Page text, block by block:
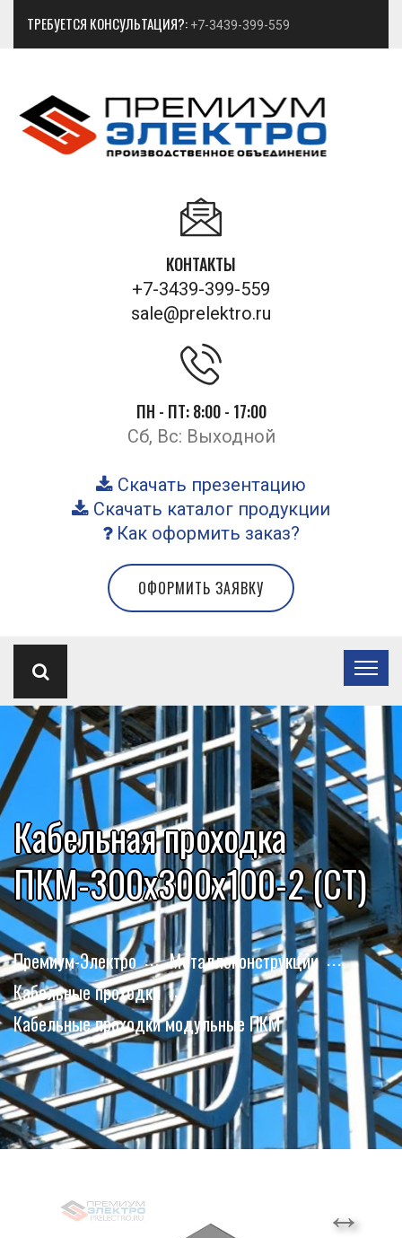
ТРЕБУЕТСЯ КОНСУЛЬТАЦИЯ?: +7-3439-399-559
КОНТАКТЫ
+7-3439-399-559
sale@prelektro.ru
ПН - ПТ: 8:00 - 17:00
Сб, Вс: Выходной
Скачать презентацию
Скачать каталог продукции
Как оформить заказ?
ОФОРМИТЬ ЗАЯВКУ
Кабельная проходка
ПКМ-300х300х100-2 (СТ)
Премиум-Электро
Металлоконструкции
Кабельные проходки
Кабельные проходки модульные ПКМ